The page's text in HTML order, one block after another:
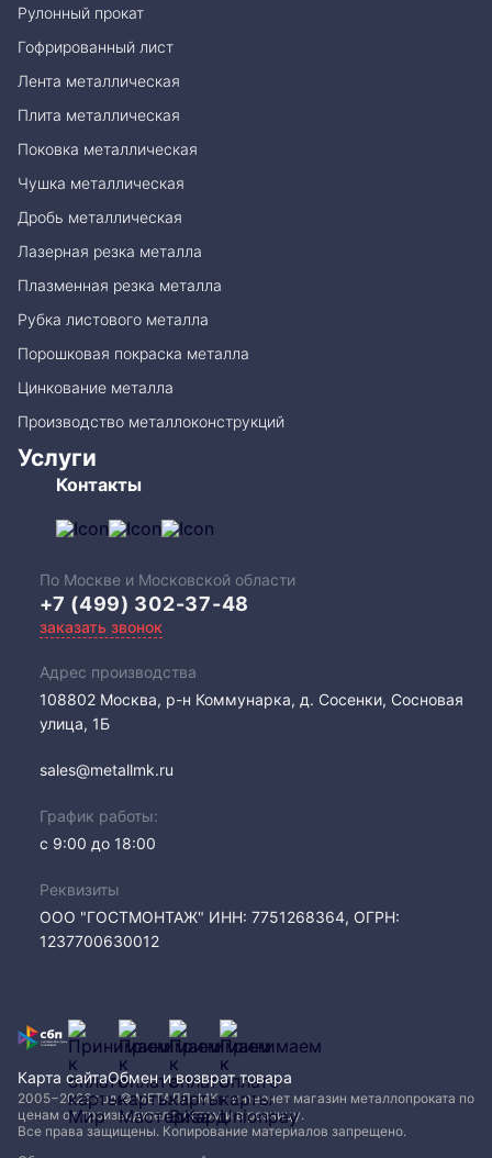
Рулонный прокат
Гофрированный лист
Лента металлическая
Плита металлическая
Поковка металлическая
Чушка металлическая
Дробь металлическая
Лазерная резка металла
Плазменная резка металла
Рубка листового металла
Порошковая покраска металла
Цинкование металла
Производство металлоконструкций
Услуги
Контакты
По Москве и Московской области
+7 (499) 302-37-48
заказать звонок
Адрес производства
108802​ Москва, р-н Коммунарка, д. Сосенки, Сосновая
улица, 1Б
sales@metallmk.ru
График работы:
с 9:00 до 18:00
Реквизиты
ООО "ГОСТМОНТАЖ" ИНН: 7751268364, ОГРН:
1237700630012
2005−2026 год © МЕТАЛЛ-МК - интернет магазин металлопроката по
ценам от производителя, оптом и в розницу.
Все права защищены. Копирование материалов запрещено.
Карта сайтаОбмен и возврат товара